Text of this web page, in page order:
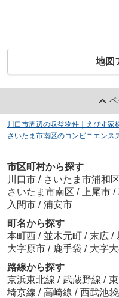
地図
川口市周辺の収益物件｜えびす家
さいたま市南区のコンビニエンス
市区町村から探す
川口市 / さいたま市浦和区
さいたま市南区 / 上尾市 /
入間市 / 浦安市
町名から探す
本町西 / 並木元町 / 末広 /
大字原市 / 鹿手袋 / 大字
路線から探す
京浜東北線 / 武蔵野線 /
埼京線 / 高崎線 / 西武池